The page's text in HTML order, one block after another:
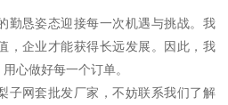
勤恳姿态迎接每一次机遇与挑战。我
，企业才能获得长远发展。因此，我
心做好每一个订单。
子网套批发厂家，不妨联系我们了解